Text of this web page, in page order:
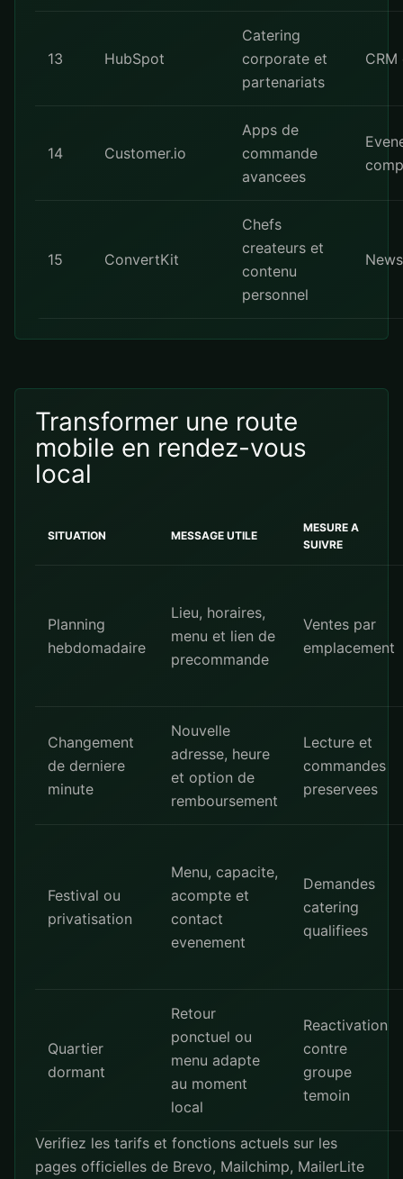
13 HubSpot
Catering
corporate et
partenariats
14 Customer.io
Apps de
commande
avancees
15 ConvertKit
Chefs
createurs et
contenu
personnel
Transformer une route
mobile en rendez-vous
local
SITUATION MESSAGE UTILE
MESURE A
SUIVRE
Planning
hebdomadaire
Lieu, horaires,
menu et lien de
precommande
Ventes par
emplacement
Changement
de derniere
minute
Nouvelle
adresse, heure
et option de
remboursement
Lecture et
commandes
preservees
Festival ou
privatisation
Menu, capacite,
acompte et
contact
evenement
Demandes
catering
qualifiees
Quartier
dormant
Retour
ponctuel ou
menu adapte
au moment
local
Reactivation
contre
groupe
temoin
Verifiez les tarifs et fonctions actuels sur les
pages officielles de Brevo, Mailchimp, MailerLite